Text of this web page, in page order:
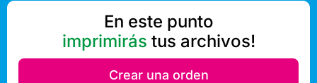
En este punto
imprimirás tus archivos!
Crear una orden